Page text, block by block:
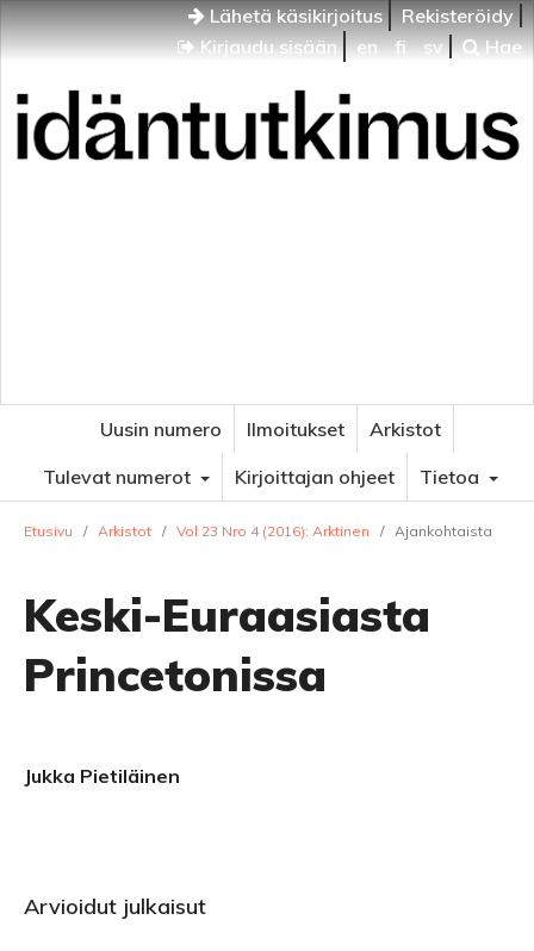
Lähetä käsikirjoitus
Rekisteröidy
Kirjaudu sisään
en fi sv Hae
Uusin numero Ilmoitukset
Arkistot
Tulevat numerot
Kirjoittajan ohjeet Tietoa
Etusivu / Arkistot / Vol 23 Nro 4 (2016): Arktinen / Ajankohtaista
Keski-Euraasiasta
Princetonissa
Jukka Pietiläinen
Arvioidut julkaisut